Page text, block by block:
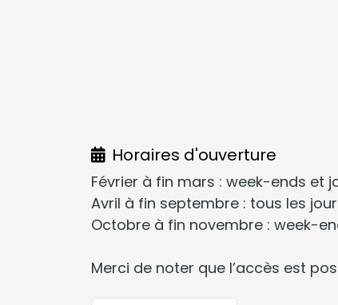
Horaires d'ouverture
Février à fin mars : week-ends et
Avril à fin septembre : tous les
Octobre à fin novembre : week-
Merci de noter que l’accès est